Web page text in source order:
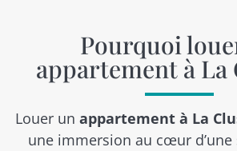
Pourquoi
appartement à La
Louer un appartement à La
une immersion au cœur